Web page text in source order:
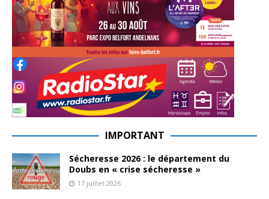
IMPORTANT
Sécheresse 2026 : le département du
Doubs en « crise sécheresse »
17 juillet 2026